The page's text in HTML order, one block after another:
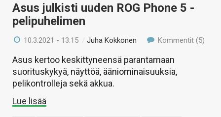
Asus julkisti uuden ROG Phone 5 -
pelipuhelimen
10.3.2021 - 13:15 /Juha Kokkonen Kommentit (5)
Asus kertoo keskittyneensä parantamaan
suorituskykyä, näyttöä, ääniominaisuuksia,
pelikontrolleja sekä akkua.
Lue lisää